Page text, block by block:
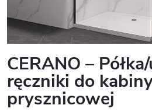
CERANO –
ręczniki do
prysznicowej